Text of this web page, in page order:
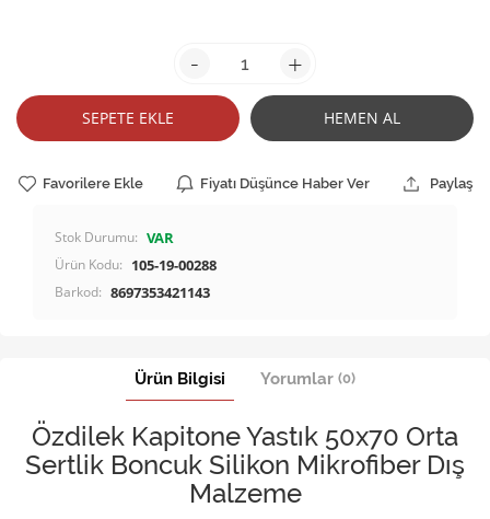
- +
SEPETE EKLE HEMEN AL
Favorilere Ekle Fiyatı Düşünce Haber Ver Paylaş
Stok Durumu: VAR
Ürün Kodu: 105-19-00288
Barkod: 8697353421143
Ürün Bilgisi Yorumlar (0)
Özdilek Kapitone Yastık 50x70 Orta
Sertlik Boncuk Silikon Mikrofiber Dış
Malzeme